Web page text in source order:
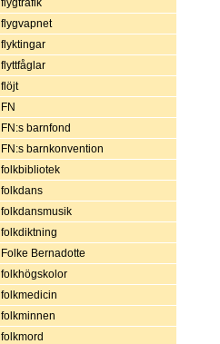
flygtrafik
flygvapnet
flyktingar
flyttfåglar
flöjt
FN
FN:s barnfond
FN:s barnkonvention
folkbibliotek
folkdans
folkdansmusik
folkdiktning
Folke Bernadotte
folkhögskolor
folkmedicin
folkminnen
folkmord